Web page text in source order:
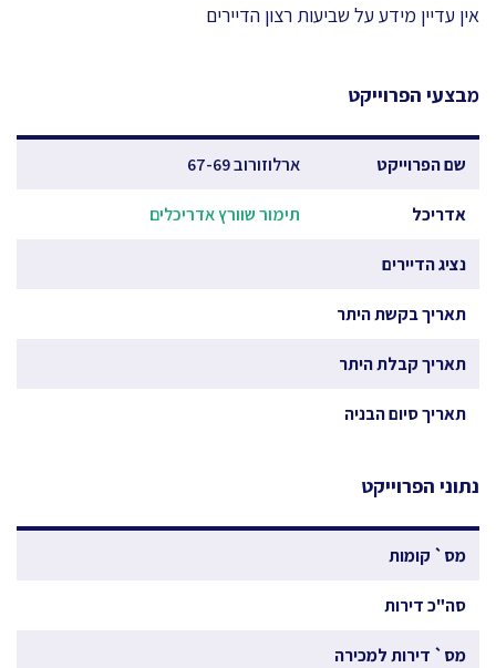
אין עדיין מידע על שביעות רצון הדיירים
מבצעי הפרוייקט
שם הפרוייקט ארלוזורוב 67-69
אדריכל תימור שוורץ אדריכלים
נציג הדיירים
תאריך בקשת היתר
תאריך קבלת היתר
תאריך סיום הבניה
נתוני הפרוייקט
מס` קומות
סה"כ דירות
מס` דירות למכירה